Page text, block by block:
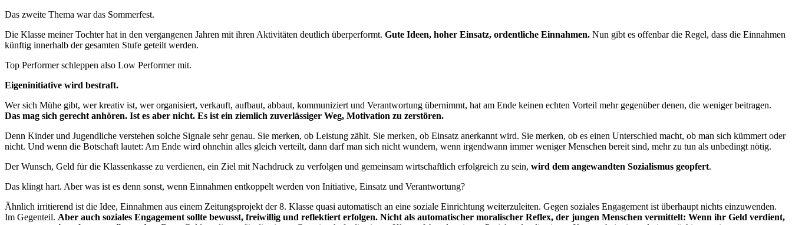
Das zweite Thema war das Sommerfest.
Die Klasse meiner Tochter hat in den vergangenen Jahren mit ihren Aktivitäten deutlich überperformt. Gute Ideen, hoher Einsatz, ordentliche Einnahmen. Nun gibt es offenbar die Regel, dass die Einnahmen
künftig innerhalb der gesamten Stufe geteilt werden.
Top Performer schleppen also Low Performer mit.
Eigeninitiative wird bestraft.
Wer sich Mühe gibt, wer kreativ ist, wer organisiert, verkauft, aufbaut, abbaut, kommuniziert und Verantwortung übernimmt, hat am Ende keinen echten Vorteil mehr gegenüber denen, die weniger beitragen.
Das mag sich gerecht anhören. Ist es aber nicht. Es ist ein ziemlich zuverlässiger Weg, Motivation zu zerstören.
Denn Kinder und Jugendliche verstehen solche Signale sehr genau. Sie merken, ob Leistung zählt. Sie merken, ob Einsatz anerkannt wird. Sie merken, ob es einen Unterschied macht, ob man sich kümmert oder
nicht. Und wenn die Botschaft lautet: Am Ende wird ohnehin alles gleich verteilt, dann darf man sich nicht wundern, wenn irgendwann immer weniger Menschen bereit sind, mehr zu tun als unbedingt nötig.
Der Wunsch, Geld für die Klassenkasse zu verdienen, ein Ziel mit Nachdruck zu verfolgen und gemeinsam wirtschaftlich erfolgreich zu sein, wird dem angewandten Sozialismus geopfert.
Das klingt hart. Aber was ist es denn sonst, wenn Einnahmen entkoppelt werden von Initiative, Einsatz und Verantwortung?
Ähnlich irritierend ist die Idee, Einnahmen aus einem Zeitungsprojekt der 8. Klasse quasi automatisch an eine soziale Einrichtung weiterzuleiten. Gegen soziales Engagement ist überhaupt nichts einzuwenden.
Im Gegenteil. Aber auch soziales Engagement sollte bewusst, freiwillig und reflektiert erfolgen. Nicht als automatischer moralischer Reflex, der jungen Menschen vermittelt: Wenn ihr Geld verdient,